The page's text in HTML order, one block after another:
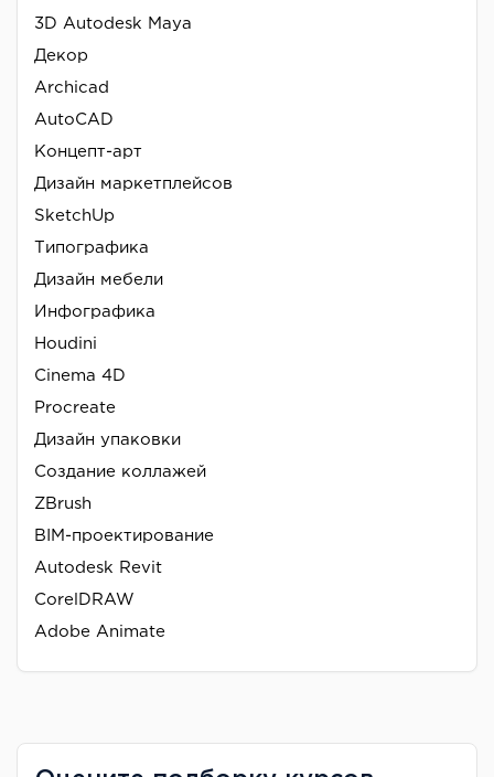
3D Autodesk Maya
Декор
Archicad
AutoCAD
Концепт-арт
Дизайн маркетплейсов
SketchUp
Типографика
Дизайн мебели
Инфографика
Houdini
Cinema 4D
Procreate
Дизайн упаковки
Создание коллажей
ZBrush
BIM-проектирование
Autodesk Revit
CorelDRAW
Adobe Animate